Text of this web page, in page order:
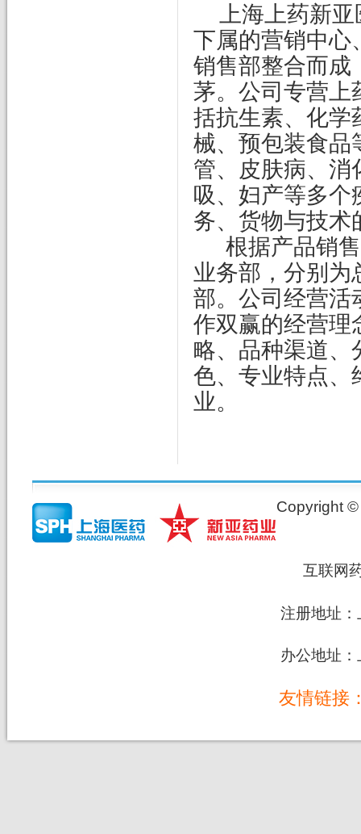
上海上药新
下属的营销中心
销售部整合而成
茅。公司专营上
括抗生素、化学
械、预包装食品
管、皮肤病、消
吸、妇产等多个
务、货物与技术
根据产品销
业务部，分别为
部。公司经营活
作双赢的经营理
略、品种渠道、
色、专业特点、
业。
Copyright
互联网
注册地址
办公地址
友情链